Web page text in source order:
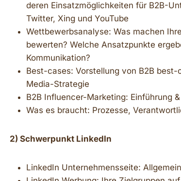
deren Einsatzmöglichkeiten für B2B-
Twitter, Xing und YouTube
Wettbewerbsanalyse: Was machen
bewerten? Welche Ansatzpunkte
Kommunikation?
Best-cases: Vorstellung von B2B
Media-Strategie
B2B Influencer-Marketing: Einführung
Was es braucht: Prozesse,
2) Schwerpunkt LinkedIn
LinkedIn Unternehmensseite: